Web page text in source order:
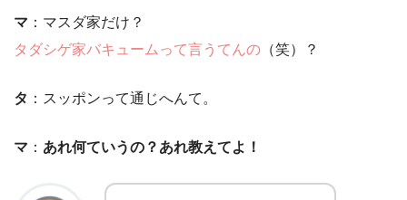
マ ：マスダ家だけ？
タダシゲ家バキュームって言うてんの （笑）？
タ ：スッポンって通じへんて。
マ ： あれ何ていうの？あれ教えてよ！